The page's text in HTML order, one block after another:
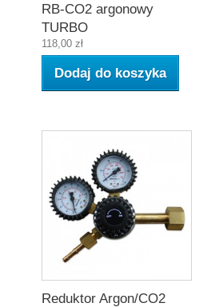
RB-CO2 argonowy
TURBO
118,00 zł
Dodaj do koszyka
Reduktor Argon/CO2